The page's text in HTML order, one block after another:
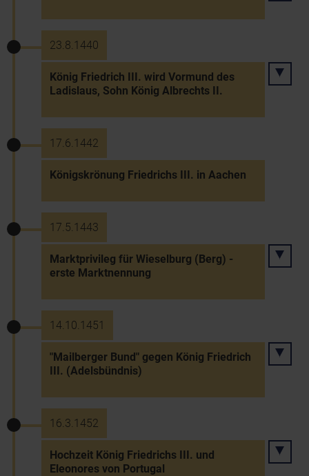
23.8.1440
König Friedrich III. wird Vormund des
Ladislaus, Sohn König Albrechts II.
17.6.1442
Königskrönung Friedrichs III. in Aachen
17.5.1443
Marktprivileg für Wieselburg (Berg) -
erste Marktnennung
14.10.1451
"Mailberger Bund" gegen König Friedrich
III. (Adelsbündnis)
16.3.1452
Hochzeit König Friedrichs III. und
Eleonores von Portugal